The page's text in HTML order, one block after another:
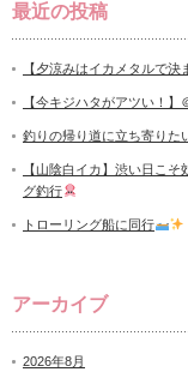
最近の投稿
【夕涼みはイカメタルで
【今キジハタがアツい！】
釣りの帰り道に立ち寄りた
【山陰白イカ】渋い日こ
グ釣行
トローリング船に同行
アーカイブ
2026年8月